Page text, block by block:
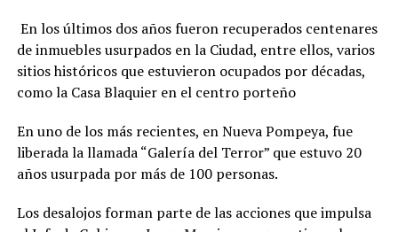
En los últimos dos años fueron recuperados centenares
de inmuebles usurpados en la Ciudad, entre ellos, varios
sitios históricos que estuvieron ocupados por décadas,
como la Casa Blaquier en el centro porteño
En uno de los más recientes, en Nueva Pompeya, fue
liberada la llamada “Galería del Terror” que estuvo 20
años usurpada por más de 100 personas.
Los desalojos forman parte de las acciones que impulsa